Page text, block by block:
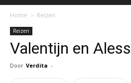
Home Reizen
Reizen
Valentijn en
Door Verdita -